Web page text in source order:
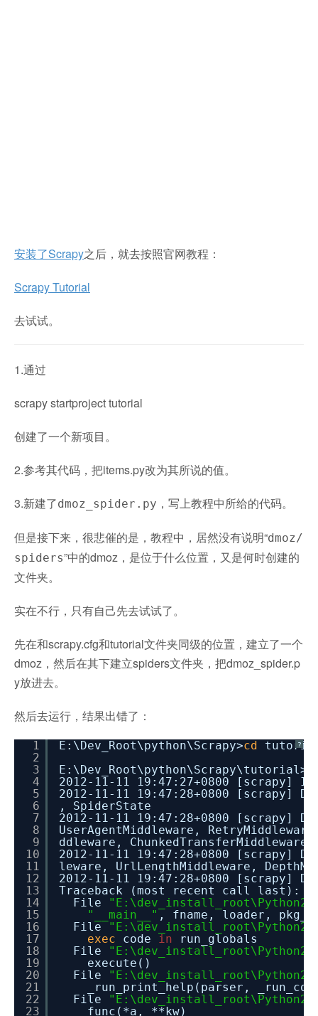
安装了Scrapy之后，就去按照官网教程：
Scrapy Tutorial
去试试。
1.通过
scrapy startproject tutorial
创建了一个新项目。
2.参考其代码，把items.py改为其所说的值。
3.新建了dmoz_spider.py ，写上教程中所给的代码。
但是接下来，很悲催的是，教程中，居然没有说明“dmoz/
spiders”中的dmoz，是位于什么位置，又是何时创建的
文件夹。
实在不行，只有自己先去试试了。
先在和scrapy.cfg和tutorial文件夹同级的位置，建立了一个
dmoz，然后在其下建立spiders文件夹，把dmoz_spider.p
y放进去。
然后去运行，结果出错了：
?
1
2
3
4
5
6
7
8
9
10
11
12
13
14
15
16
17
18
19
20
21
22
23
E:\Dev_Root\python\Scrapy>cd
2012-11-11 19:47:27+0800
2012-11-11 19:47:28+0800 [scrapy]
, SpiderState
2012-11-11 19:47:28+0800 [scrapy]
UserAgentMiddleware,
ddleware,
2012-11-11 19:47:28+0800 [scrapy]
leware, UrlLengthMiddleware,
2012-11-11 19:47:28+0800 [scrapy]
Traceback (most recent call last):
File
"__main__" , fname, loader,
File
exec
code in
run_globals
File
execute()
File
_run_print_help(parser,
File
func(*a, **kw)